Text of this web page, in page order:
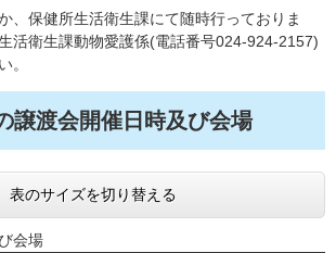
、保健所生活衛生課にて随時行っておりま
活衛生課動物愛護係(電話番号024-924-2157)
。
譲渡会開催日時及び会場
表のサイズを切り替える
会場